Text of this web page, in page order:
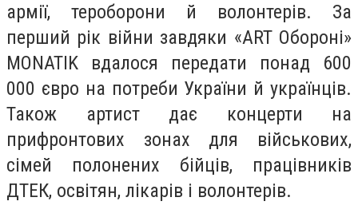
армії, тероборони й волонтерів. За
перший рік війни завдяки «ART Обороні»
MONATIK вдалося передати понад 600
000 євро на потреби України й українців.
Також артист дає концерти на
прифронтових зонах для військових,
сімей полонених бійців, працівників
ДТЕК, освітян, лікарів і волонтерів.